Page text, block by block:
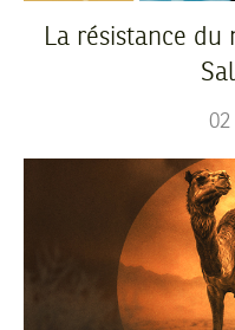
La résistance du
02